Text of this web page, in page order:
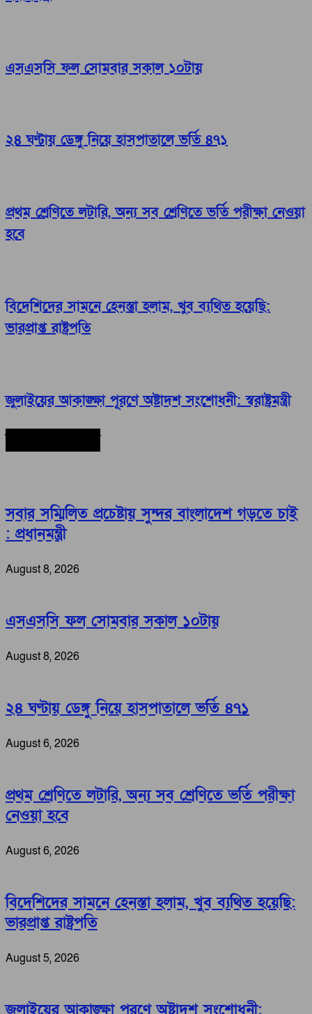
এসএসসি ফল সোমবার সকাল ১০টায়
২৪ ঘণ্টায় ডেঙ্গু নিয়ে হাসপাতালে ভর্তি ৪৭১
প্রথম শ্রেণিতে লটারি, অন্য সব শ্রেণিতে ভর্তি পরীক্ষা নেওয়া
হবে
বিদেশিদের সামনে হেনস্তা হলাম, খুব ব্যথিত হয়েছি:
ভারপ্রাপ্ত রাষ্ট্রপতি
জুলাইয়ের আকাঙ্ক্ষা পূরণে অষ্টাদশ সংশোধনী: স্বরাষ্ট্রমন্ত্রী
সবার সম্মিলিত প্রচেষ্টায় সুন্দর বাংলাদেশ গড়তে চাই
: প্রধানমন্ত্রী
August 8, 2026
এসএসসি ফল সোমবার সকাল ১০টায়
August 8, 2026
২৪ ঘণ্টায় ডেঙ্গু নিয়ে হাসপাতালে ভর্তি ৪৭১
August 6, 2026
প্রথম শ্রেণিতে লটারি, অন্য সব শ্রেণিতে ভর্তি পরীক্ষা
নেওয়া হবে
August 6, 2026
বিদেশিদের সামনে হেনস্তা হলাম, খুব ব্যথিত হয়েছি:
ভারপ্রাপ্ত রাষ্ট্রপতি
August 5, 2026